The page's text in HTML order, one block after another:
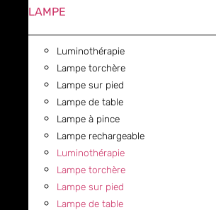
LAMPE
Luminothérapie
Lampe torchère
Lampe sur pied
Lampe de table
Lampe à pince
Lampe rechargeable
Luminothérapie
Lampe torchère
Lampe sur pied
Lampe de table